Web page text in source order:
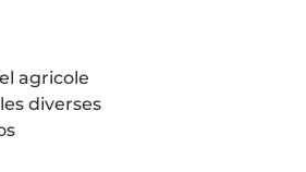
agricole
diverses